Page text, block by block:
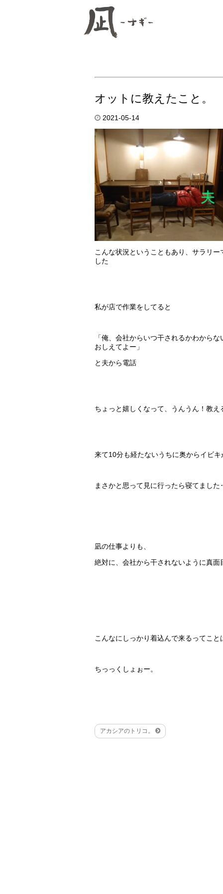
オットに教えたこと。
2021-05-14
こんな状況ということもあり、サラリ
した
私が店で作業をしてると
「俺、会社からいつ干されるかわから
おしえてよー」
と夫から電話
ちょっと嬉しくなって、うんうん！教
来て10分も経たないうちに奥からイビキ
まさかと思って見に行ったら寝てまし
凪の仕事よりも、
絶対に、会社から干されないように真
こんなにしっかり着込んで来るってこ
ちっっくしょぉー。
アカシアのトリコ。